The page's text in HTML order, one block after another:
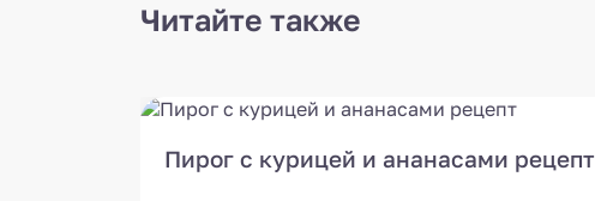
Читайте также
Пирог с курицей и ананасами рецепт